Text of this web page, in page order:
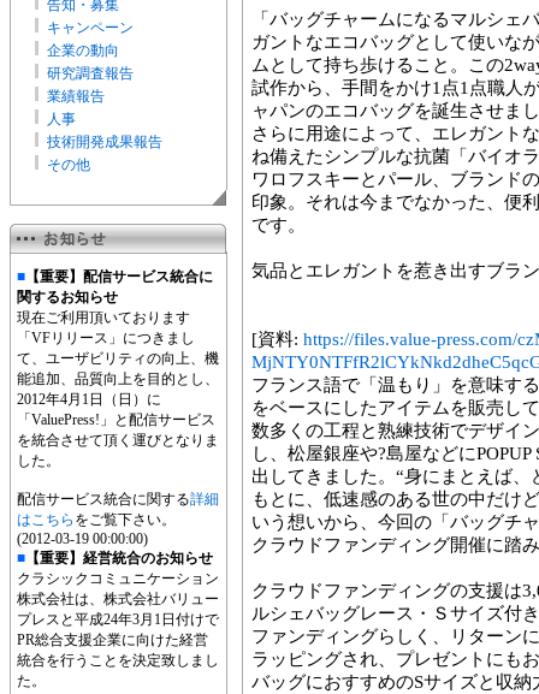
告知・募集
キャンペーン
企業の動向
研究調査報告
業績報告
人事
技術開発成果報告
その他
■ 【重要】配信サービス統合に
関するお知らせ
現在ご利用頂いております
「VFリリース」につきまし
て、ユーザビリティの向上、機
能追加、品質向上を目的とし、
2012年4月1日（日）に
「ValuePress!」と配信サービス
を統合させて頂く運びとなりま
した。
配信サービス統合に関する詳細
はこちら をご覧下さい。
(2012-03-19 00:00:00)
■ 【重要】経営統合のお知らせ
クラシックコミュニケーション
株式会社は、株式会社バリュー
プレスと平成24年3月1日付けで
PR総合支援企業に向けた経営
統合を行うことを決定致しまし
た。
「バッグチャームになるマルシェ
ガントなエコバッグとして使いな
ムとして持ち歩けること。この
試作から、手間をかけ1点1点職人
ャパンのエコバッグを誕生させま
さらに用途によって、エレガント
ね備えたシンプルな抗菌「バイオ
ワロフスキーとパール、ブランド
印象。それは今までなかった、便
です。
気品とエレガントを惹き出すブラ
[資料: https://files.value-press.com/
フランス語で「温もり」を意味す
をベースにしたアイテムを販売し
数多くの工程と熟練技術でデザイ
し、松屋銀座や?島屋などに
出してきました。“身にまとえば
もとに、低速感のある世の中だけ
いう想いから、今回の「バッグチ
クラウドファンディング開催に踏
クラウドファンディングの支援は
ルシェバッグレース・Ｓサイズ付
ファンディングらしく、リターン
ラッピングされ、プレゼントにも
バッグにおすすめのSサイズと収